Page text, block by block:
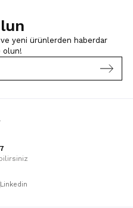
yeni ürünlerden haberdar
olun!
Linkedin